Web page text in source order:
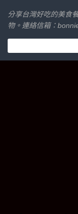
分享台灣好吃的美食
物。連絡信箱：